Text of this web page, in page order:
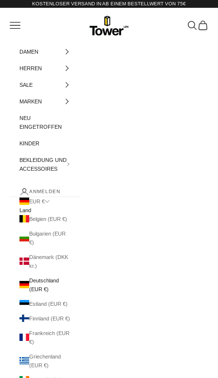
Zum Inhalt springenKOSTENLOSER VERSAND IN AB EINEM BESTELLWERT VON 75€
Tower-London.De
Menü Suchen
DAMEN
HERREN
SALE
MARKEN
NEU
EINGETROFFEN
KINDER
BEKLEIDUNG UND
ACCESSOIRES
ANMELDEN
EUR €
Land
Belgien (EUR €)
Bulgarien (EUR
€)
Dänemark (DKK
kr.)
Deutschland
(EUR €)
Estland (EUR €)
Finnland (EUR €)
Frankreich (EUR
€)
Griechenland
(EUR €)